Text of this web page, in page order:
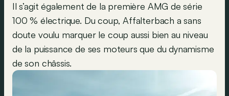
Il s’agit également de la première AMG de série
100 % électrique. Du coup, Affalterbach a sans
doute voulu marquer le coup aussi bien au niveau
de la puissance de ses moteurs que du dynamisme
de son châssis.